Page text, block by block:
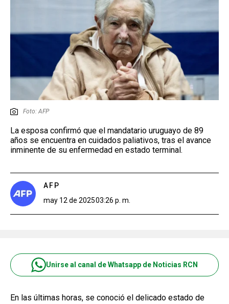
Foto: AFP
La esposa confirmó que el mandatario uruguayo de 89
años se encuentra en cuidados paliativos, tras el avance
inminente de su enfermedad en estado terminal.
AFP
may 12 de 202503:26 p. m.
Unirse al canal de Whatsapp de Noticias RCN
En las últimas horas, se conoció el delicado estado de